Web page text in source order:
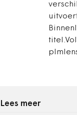
Lees meer